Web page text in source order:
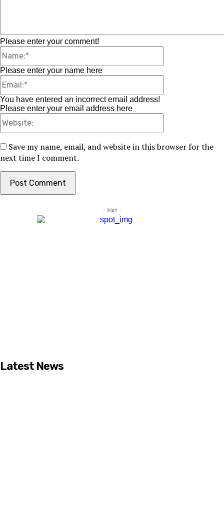
Comment:
Please enter your comment!
Please enter your name here
You have entered an incorrect email address!
Please enter your email address here
Save my name, email, and website in this browser for the
next time I comment.
- iklan -
Latest News